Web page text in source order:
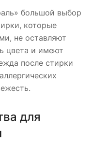
большой выбор
которые
не оставляют
цвета и имеют
после стирки
для